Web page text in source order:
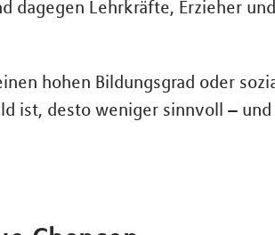
dagegen Lehrkräfte, Erzieher
hohen Bildungsgrad oder
ist, desto weniger sinnvoll –